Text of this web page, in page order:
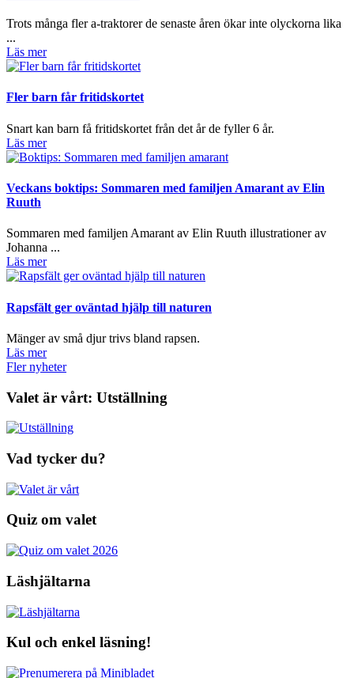
Trots många fler a-traktorer de senaste åren ökar inte olyckorna lika
...
Läs mer
Fler barn får fritidskortet
Snart kan barn få fritidskortet från det år de fyller 6 år.
Läs mer
Veckans boktips: Sommaren med familjen Amarant av Elin
Ruuth
Sommaren med familjen Amarant av Elin Ruuth illustrationer av
Johanna ...
Läs mer
Rapsfält ger oväntad hjälp till naturen
Mänger av små djur trivs bland rapsen.
Läs mer
Fler nyheter
Valet är vårt: Utställning
Vad tycker du?
Quiz om valet
Läshjältarna
Kul och enkel läsning!